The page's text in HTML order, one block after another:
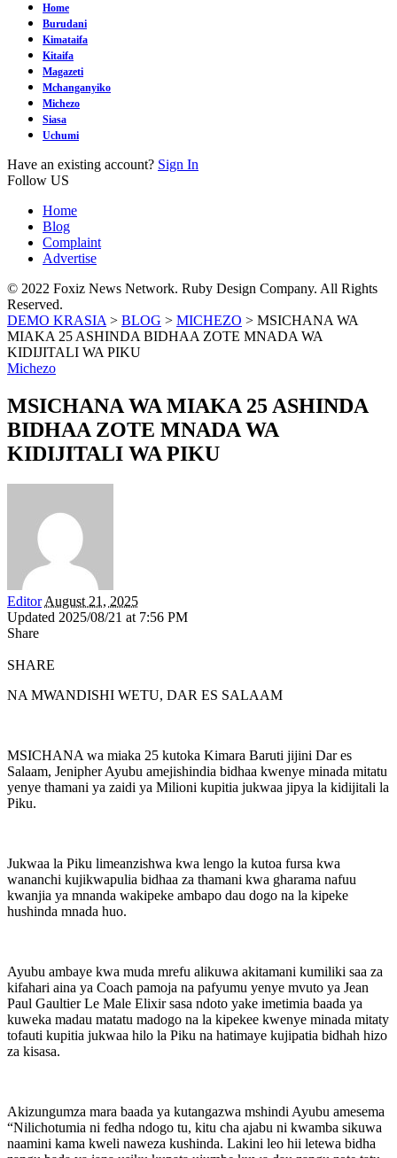
Home
Burudani
Kimataifa
Kitaifa
Magazeti
Mchanganyiko
Michezo
Siasa
Uchumi
Have an existing account? Sign In
Follow US
Home
Blog
Complaint
Advertise
© 2022 Foxiz News Network. Ruby Design Company. All Rights
Reserved.
DEMO KRASIA > BLOG > MICHEZO > MSICHANA WA
MIAKA 25 ASHINDA BIDHAA ZOTE MNADA WA
KIDIJITALI WA PIKU
Michezo
MSICHANA WA MIAKA 25 ASHINDA
BIDHAA ZOTE MNADA WA
KIDIJITALI WA PIKU
Editor August 21, 2025
Updated 2025/08/21 at 7:56 PM
Share
SHARE
NA MWANDISHI WETU, DAR ES SALAAM
MSICHANA wa miaka 25 kutoka Kimara Baruti jijini Dar es
Salaam, Jenipher Ayubu amejishindia bidhaa kwenye minada mitatu
yenye thamani ya zaidi ya Milioni kupitia jukwaa jipya la kidijitali la
Piku.
Jukwaa la Piku limeanzishwa kwa lengo la kutoa fursa kwa
wananchi kujikwapulia bidhaa za thamani kwa gharama nafuu
kwanjia ya mnanda wakipeke ambapo dau dogo na la kipeke
hushinda mnada huo.
Ayubu ambaye kwa muda mrefu alikuwa akitamani kumiliki saa za
kifahari aina ya Coach pamoja na pafyumu yenye mvuto ya Jean
Paul Gaultier Le Male Elixir sasa ndoto yake imetimia baada ya
kuweka madau matatu madogo na la kipekee kwenye minada mitaty
tofauti kupitia jukwaa hilo la Piku na hatimaye kujipatia bidhah hizo
za kisasa.
Akizungumza mara baada ya kutangazwa mshindi Ayubu amesema
“Nilichotumia ni fedha ndogo tu, kitu cha ajabu ni kwamba sikuwa
naamini kama kweli naweza kushinda. Lakini leo hii letewa bidha